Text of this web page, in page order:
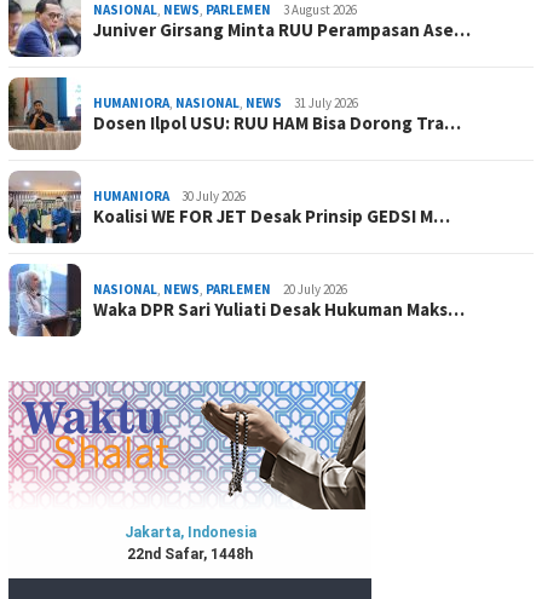
NASIONAL, NEWS, PARLEMEN 3 August 2026
Juniver Girsang Minta RUU Perampasan Ase…
HUMANIORA, NASIONAL, NEWS 31 July 2026
Dosen Ilpol USU: RUU HAM Bisa Dorong Tra…
HUMANIORA 30 July 2026
Koalisi WE FOR JET Desak Prinsip GEDSI M…
NASIONAL, NEWS, PARLEMEN 20 July 2026
Waka DPR Sari Yuliati Desak Hukuman Maks…